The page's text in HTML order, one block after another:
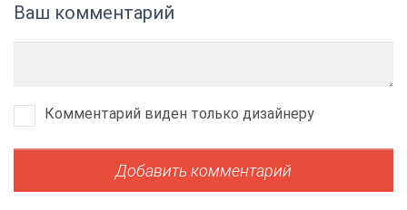
Ваш комментарий
Комментарий виден только дизайнеру